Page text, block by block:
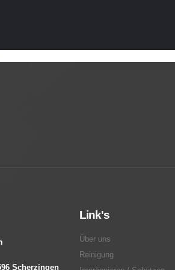
Scherzingen
Link's
Über uns
Reinigung